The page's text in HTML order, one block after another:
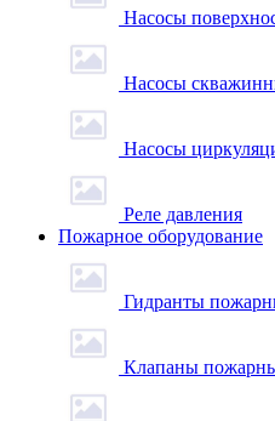
Насосы
Насосы
Насосы
Реле давления
Пожарное оборудование
Гидранты
Клапаны